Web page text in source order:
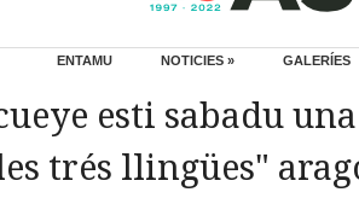
ENTAMU NOTICIES » GALERÍES
esti sabadu
trés llingües"